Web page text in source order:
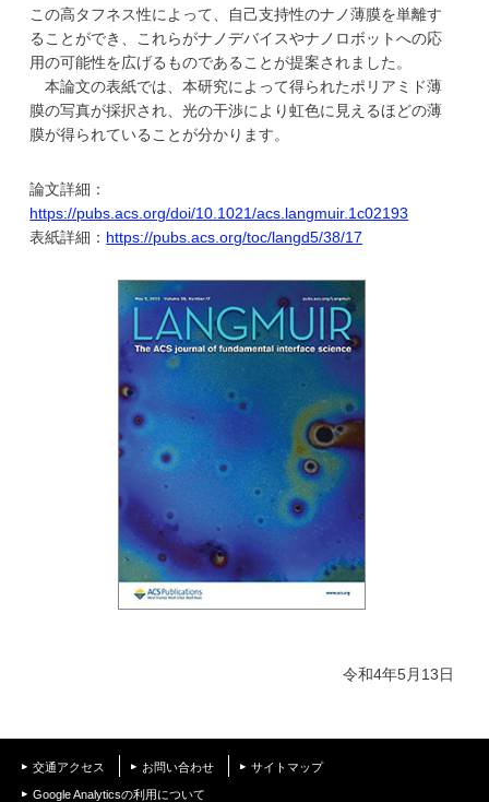
この高タフネス性によって、自己支持性のナノ薄膜を単離す
ることができ、これらがナノデバイスやナノロボットへの応
用の可能性を広げるものであることが提案されました。
本論文の表紙では、本研究によって得られたポリアミド薄
膜の写真が採択され、光の干渉により虹色に見えるほどの薄
膜が得られていることが分かります。
論文詳細：
https://pubs.acs.org/doi/10.1021/acs.langmuir.1c02193
表紙詳細： https://pubs.acs.org/toc/langd5/38/17
令和4年5月13日
交通アクセス お問い合わせ サイトマップ
Google Analyticsの利用について